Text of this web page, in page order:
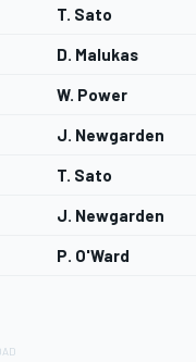
T. Sato
D. Malukas
W. Power
J. Newgarden
T. Sato
J. Newgarden
P. O'Ward